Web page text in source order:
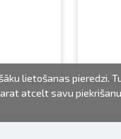
lietošanas pieredzi.
atcelt savu